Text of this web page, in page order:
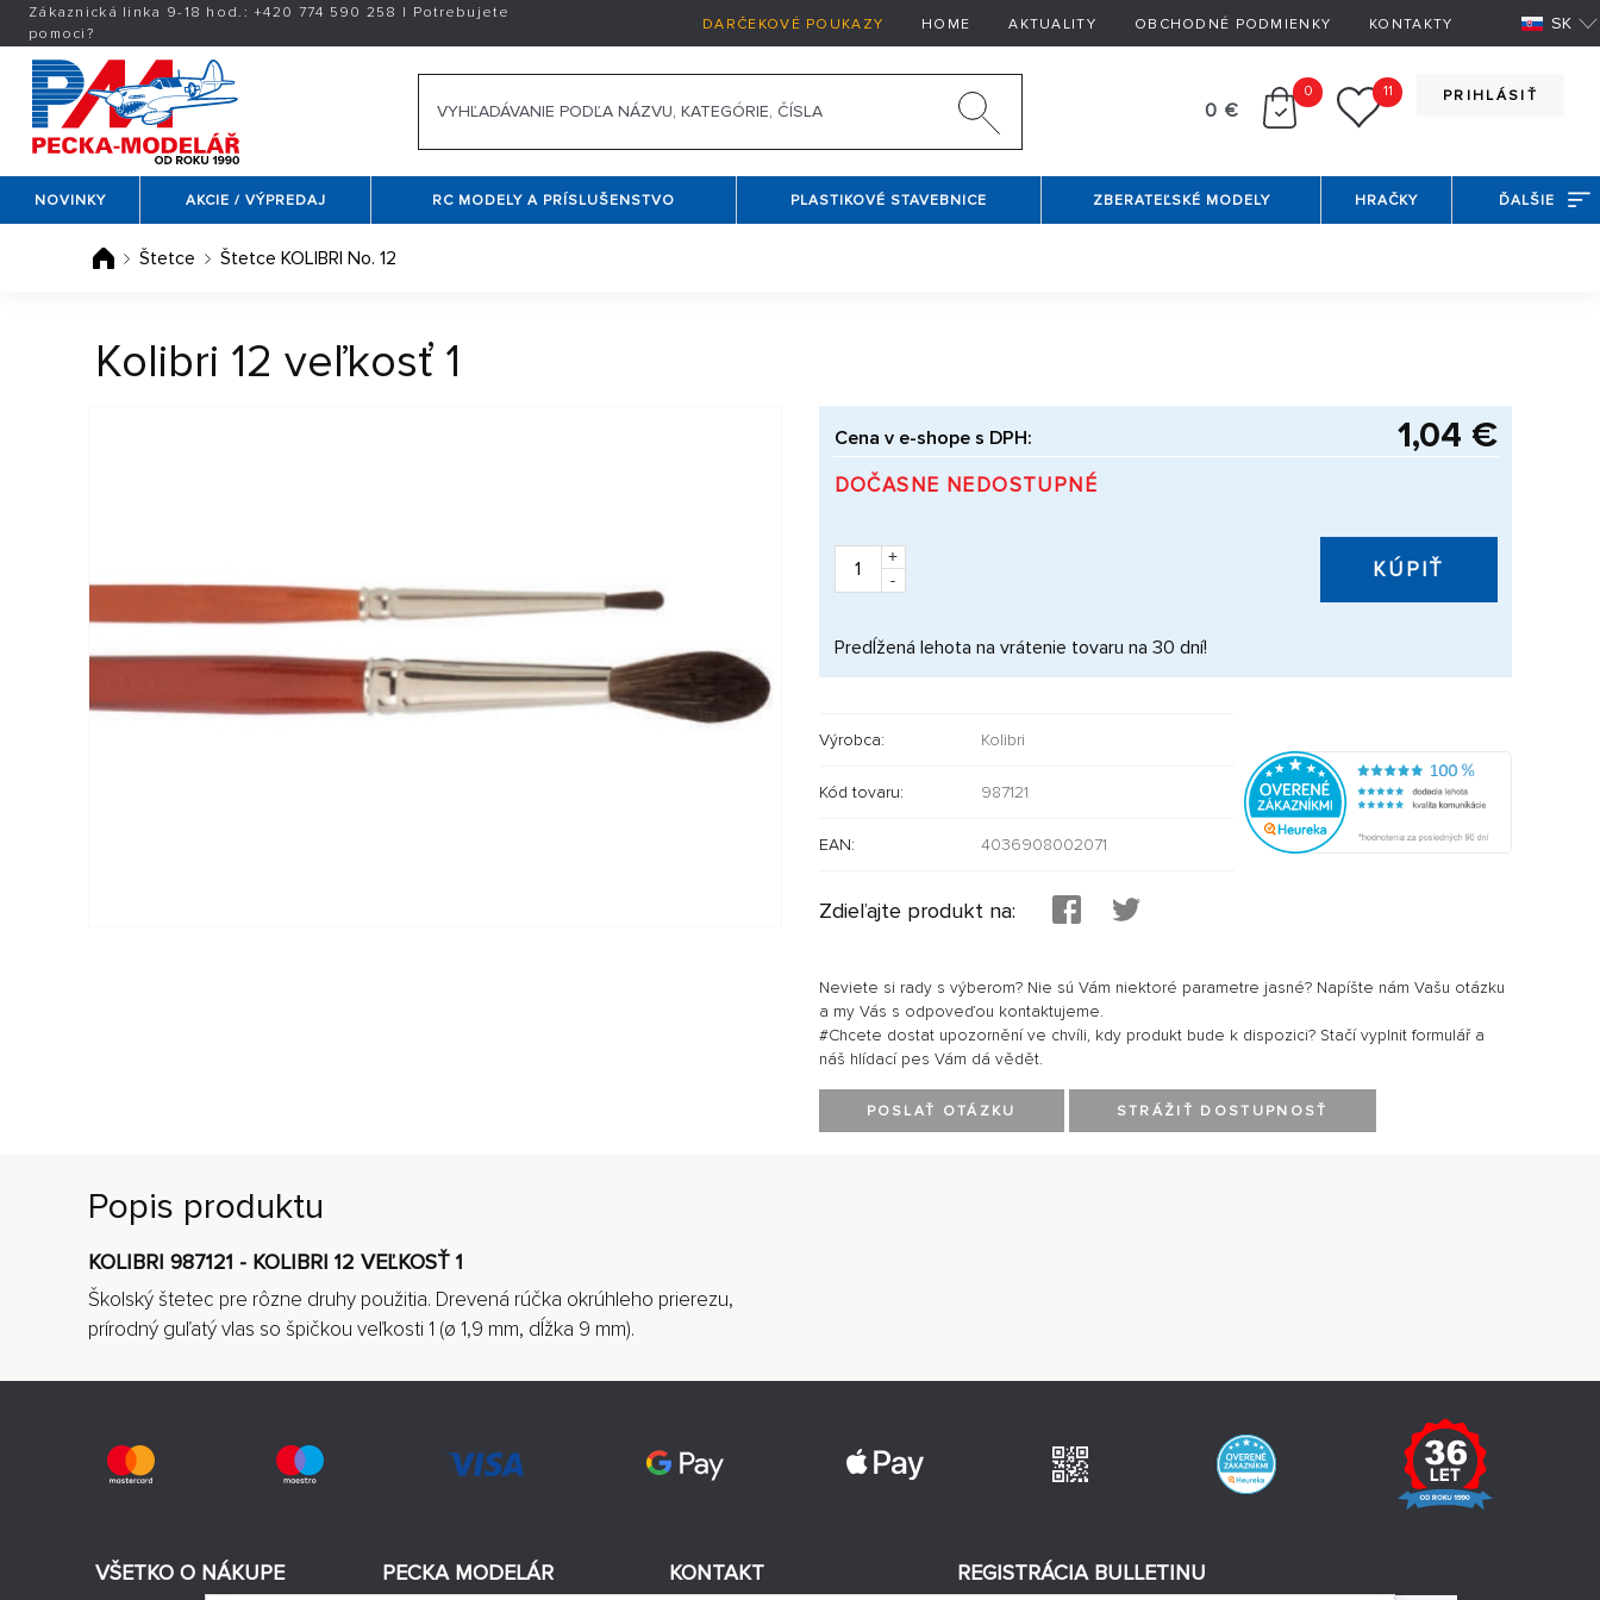
Zákaznická linka 9-18 hod.:+420 774 590 258 | Potrebujete
pomoci?
DARČEKOVÉ POUKAZY HOME AKTUALITY OBCHODNÉ PODMIENKY KONTAKTY SK
PRIHLÁSIŤ
0 €
0 11
NOVINKY AKCIE / VÝPREDAJ RC MODELY A PRÍSLUŠENSTVO PLASTIKOVÉ STAVEBNICE ZBERATEĽSKÉ MODELY HRAČKY ĎALŠIE
Štetce Štetce KOLIBRI No. 12
Kolibri 12 veľkosť 1
Cena v e-shope s DPH: 1,04 €
DOČASNE NEDOSTUPNÉ
+
-
KÚPIŤ
Predĺžená lehota na vrátenie tovaru na 30 dní!
Výrobca: Kolibri
Kód tovaru: 987121
EAN: 4036908002071
Zdieľajte produkt na:
Neviete si rady s výberom? Nie sú Vám niektoré parametre jasné? Napíšte nám Vašu otázku
a my Vás s odpoveďou kontaktujeme.
#Chcete dostat upozornění ve chvíli, kdy produkt bude k dispozici? Stačí vyplnit formulář a
náš hlídací pes Vám dá vědět.
POSLAŤ OTÁZKU STRÁŽIŤ DOSTUPNOSŤ
Popis produktu
KOLIBRI 987121 - KOLIBRI 12 VEĽKOSŤ 1
Školský štetec pre rôzne druhy použitia. Drevená rúčka okrúhleho prierezu,
prírodný guľatý vlas so špičkou veľkosti 1 (ø 1,9 mm, dĺžka 9 mm).
VŠETKO O NÁKUPE PECKA MODELÁR KONTAKT REGISTRÁCIA BULLETINU